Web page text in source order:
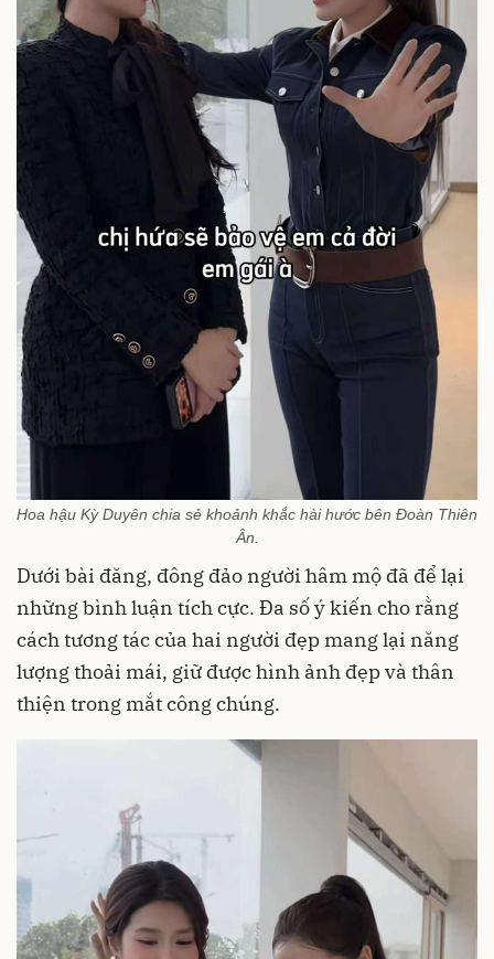
Hoa hậu Kỳ Duyên chia sẻ khoảnh khắc hài hước bên Đoàn Thiên
Ân.
Dưới bài đăng, đông đảo người hâm mộ đã để lại
những bình luận tích cực. Đa số ý kiến cho rằng
cách tương tác của hai người đẹp mang lại năng
lượng thoải mái, giữ được hình ảnh đẹp và thân
thiện trong mắt công chúng.